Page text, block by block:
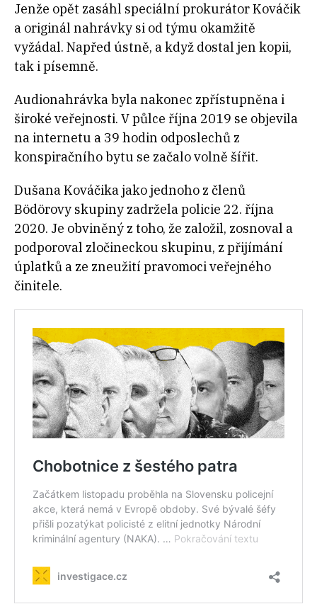
Jenže opět zasáhl speciální prokurátor Kováčik
a originál nahrávky si od týmu okamžitě
vyžádal. Napřed ústně, a když dostal jen kopii,
tak i písemně.
Audionahrávka byla nakonec zpřístupněna i
široké veřejnosti. V půlce října 2019 se objevila
na internetu a 39 hodin odposlechů z
konspiračního bytu se začalo volně šířit.
Dušana Kováčika jako jednoho z členů
Bödörovy skupiny zadržela policie 22. října
2020. Je obviněný z toho, že založil, zosnoval a
podporoval zločineckou skupinu, z přijímání
úplatků a ze zneužití pravomoci veřejného
činitele.